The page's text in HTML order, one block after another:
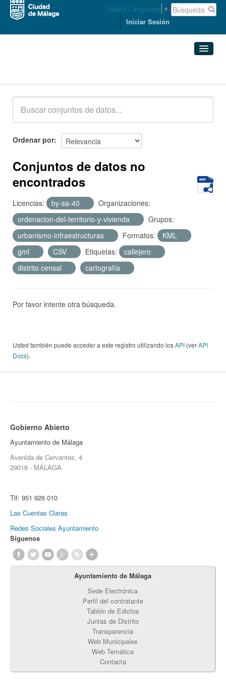
Select Language ▼
Iniciar Sesión
Acerca de
Ordenar por
Conjuntos de datos no
encontrados
Licencias: by-sa-40
Organizaciones:
ordenacion-del-territorio-y-vivienda
Grupos:
urbanismo-infraestructuras
Formatos:
KML
gml
CSV Etiquetas:
callejero
distrito censal
cartografía
Por favor intente otra búsqueda.
Usted también puede acceder a este registro utilizando losAPI (verAPI
Docs).
Gobierno Abierto
Ayuntamiento de Málaga
Avenida de Cervantes, 4
29016 - MÁLAGA.
Tlf: 951 926 010
Las Cuentas Claras
Redes Sociales Ayuntamiento
Síguenos
Ayuntamiento de Málaga
Sede Electrónica
Perfil del contratante
Tablón de Edictos
Juntas de Distrito
Transparencia
Web Municipales
Web Temática
Contacta